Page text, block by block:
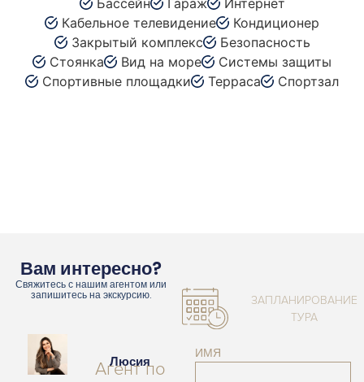
Бассейн Гараж
Интернет
Кабельное телевидение
Кондиционер
Закрытый комплекс
Безопасность
Стоянка
Вид на море
Системы защиты
Спортивные площадки
Терраса Спортзал
Вам интересно?
Свяжитесь с нашим агентом или
запишитесь на экскурсию.
Люсия
Агент по
ЗАПЛАНИРОВАНИЕ
ТУРА
ИМЯ